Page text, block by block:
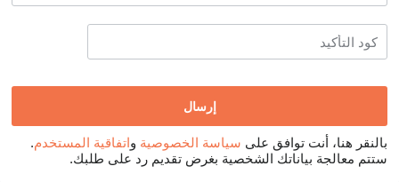
بالنقر هنا، أنت توافق على سياسة الخصوصية واتفاقية المستخدم.
ستتم معالجة بياناتك الشخصية بغرض تقديم رد على طلبك.